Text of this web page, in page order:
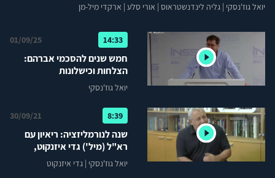
יואל גוז'נסקי | גליה לינדנשטראוס | אורי סלע | ארקדי מיל-מן
14:33
01/09/25
חמש שנים להסכמי אברהם:
הצלחות וכישלונות
יואל גוז'נסקי
8:39
30/09/21
שנה לנורמליזציה: ריאיון עם
רא"ל (מיל') גדי איזנקוט,
הרמטכ"ל לשעבר, בכנס INSS
יואל גוז'נסקי | גדי איזנקוט